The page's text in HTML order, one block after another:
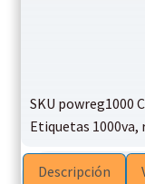
SKU powreg1000
Etiquetas 1000va,
Descripción